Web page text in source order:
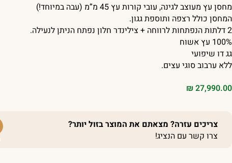
₪ 27,990.00
מחסן עץ מעוצב לגינה, עובי קורות עץ 45 מ”מ (עבה במיוחד!)
המחסן כולל רצפה ותוספת גגון.
2 דלתות הנפתחות לרווחה + צילינדר חלון נפתח הניתן לנעילה.
100% עץ אשוח
גג דו שיפועי
ללא ערבוב סוגי עצים.
צריכים עזרה? מצאתם את המוצר בזול יותר?
צרו קשר עם הנציג!